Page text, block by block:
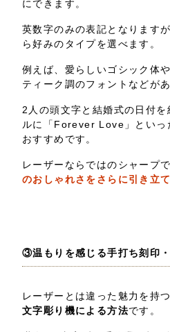
にできます。
英数字のみの表記となります
ら好みのタイプを選べます。
例えば、愛らしいゴシック体
ティーク調のフォントなどがあ
2人の頭文字と結婚式の日付
ルに「Forever Love」といっ
おすすめです。
レーザーならではのシャープ
のおしゃれさをさらに引き立
③温もりを感じる手打ち刻印
レーザーとは違った魅力を持つ
文字彫り機による方法です。